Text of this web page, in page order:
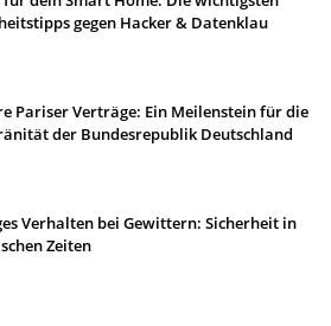
gegen Hacker & Datenklau
Pariser Verträge: Ein Meilenstein für die
der Bundesrepublik Deutschland
Verhalten bei Gewittern: Sicherheit in
Zeiten